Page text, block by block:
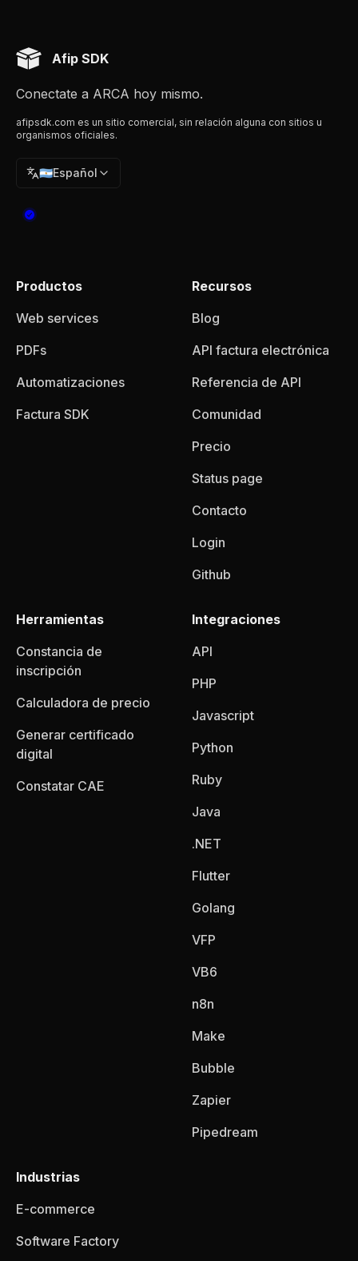
Afip SDK
Conectate a ARCA hoy mismo.
afipsdk.com es un sitio comercial, sin relación alguna con sitios u
organismos oficiales.
🇦🇷Español
Productos
Web services
PDFs
Automatizaciones
Factura SDK
Recursos
Blog
API factura electrónica
Referencia de API
Comunidad
Precio
Status page
Contacto
Login
Github
Herramientas
Constancia de
inscripción
Calculadora de precio
Generar certificado
digital
Constatar CAE
Integraciones
API
PHP
Javascript
Python
Ruby
Java
.NET
Flutter
Golang
VFP
VB6
n8n
Make
Bubble
Zapier
Pipedream
Industrias
E-commerce
Software Factory